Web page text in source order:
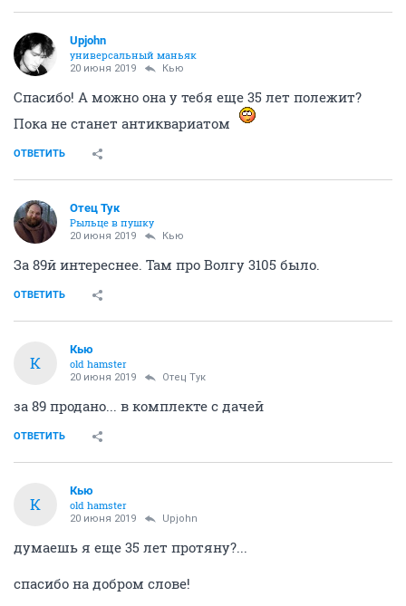
Upjohn
универсальный маньяк
20 июня 2019 Кью
Спасибо! А можно она у тебя еще 35 лет полежит?
Пока не станет антиквариатом
ОТВЕТИТЬ
Отец Тук
Рыльце в пушку
20 июня 2019 Кью
За 89й интереснее. Там про Волгу 3105 было.
ОТВЕТИТЬ
К
Кью
old hamster
20 июня 2019 Отец Тук
за 89 продано... в комплекте с дачей
ОТВЕТИТЬ
К
Кью
old hamster
20 июня 2019 Upjohn
думаешь я еще 35 лет протяну?...
спасибо на добром слове!